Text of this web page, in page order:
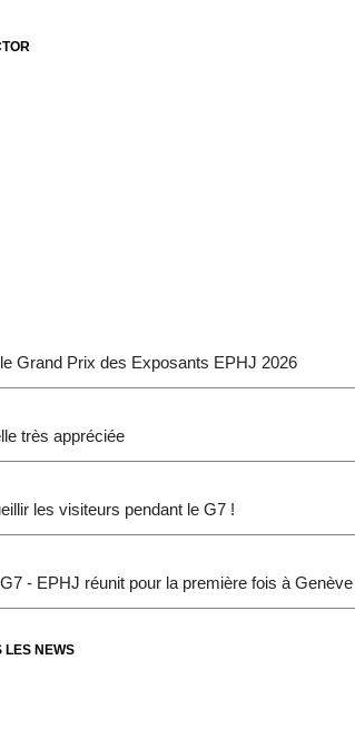
Grand Prix des Exposants EPHJ 2026
très appréciée
les visiteurs pendant le G7 !
- EPHJ réunit pour la première fois à
LES NEWS